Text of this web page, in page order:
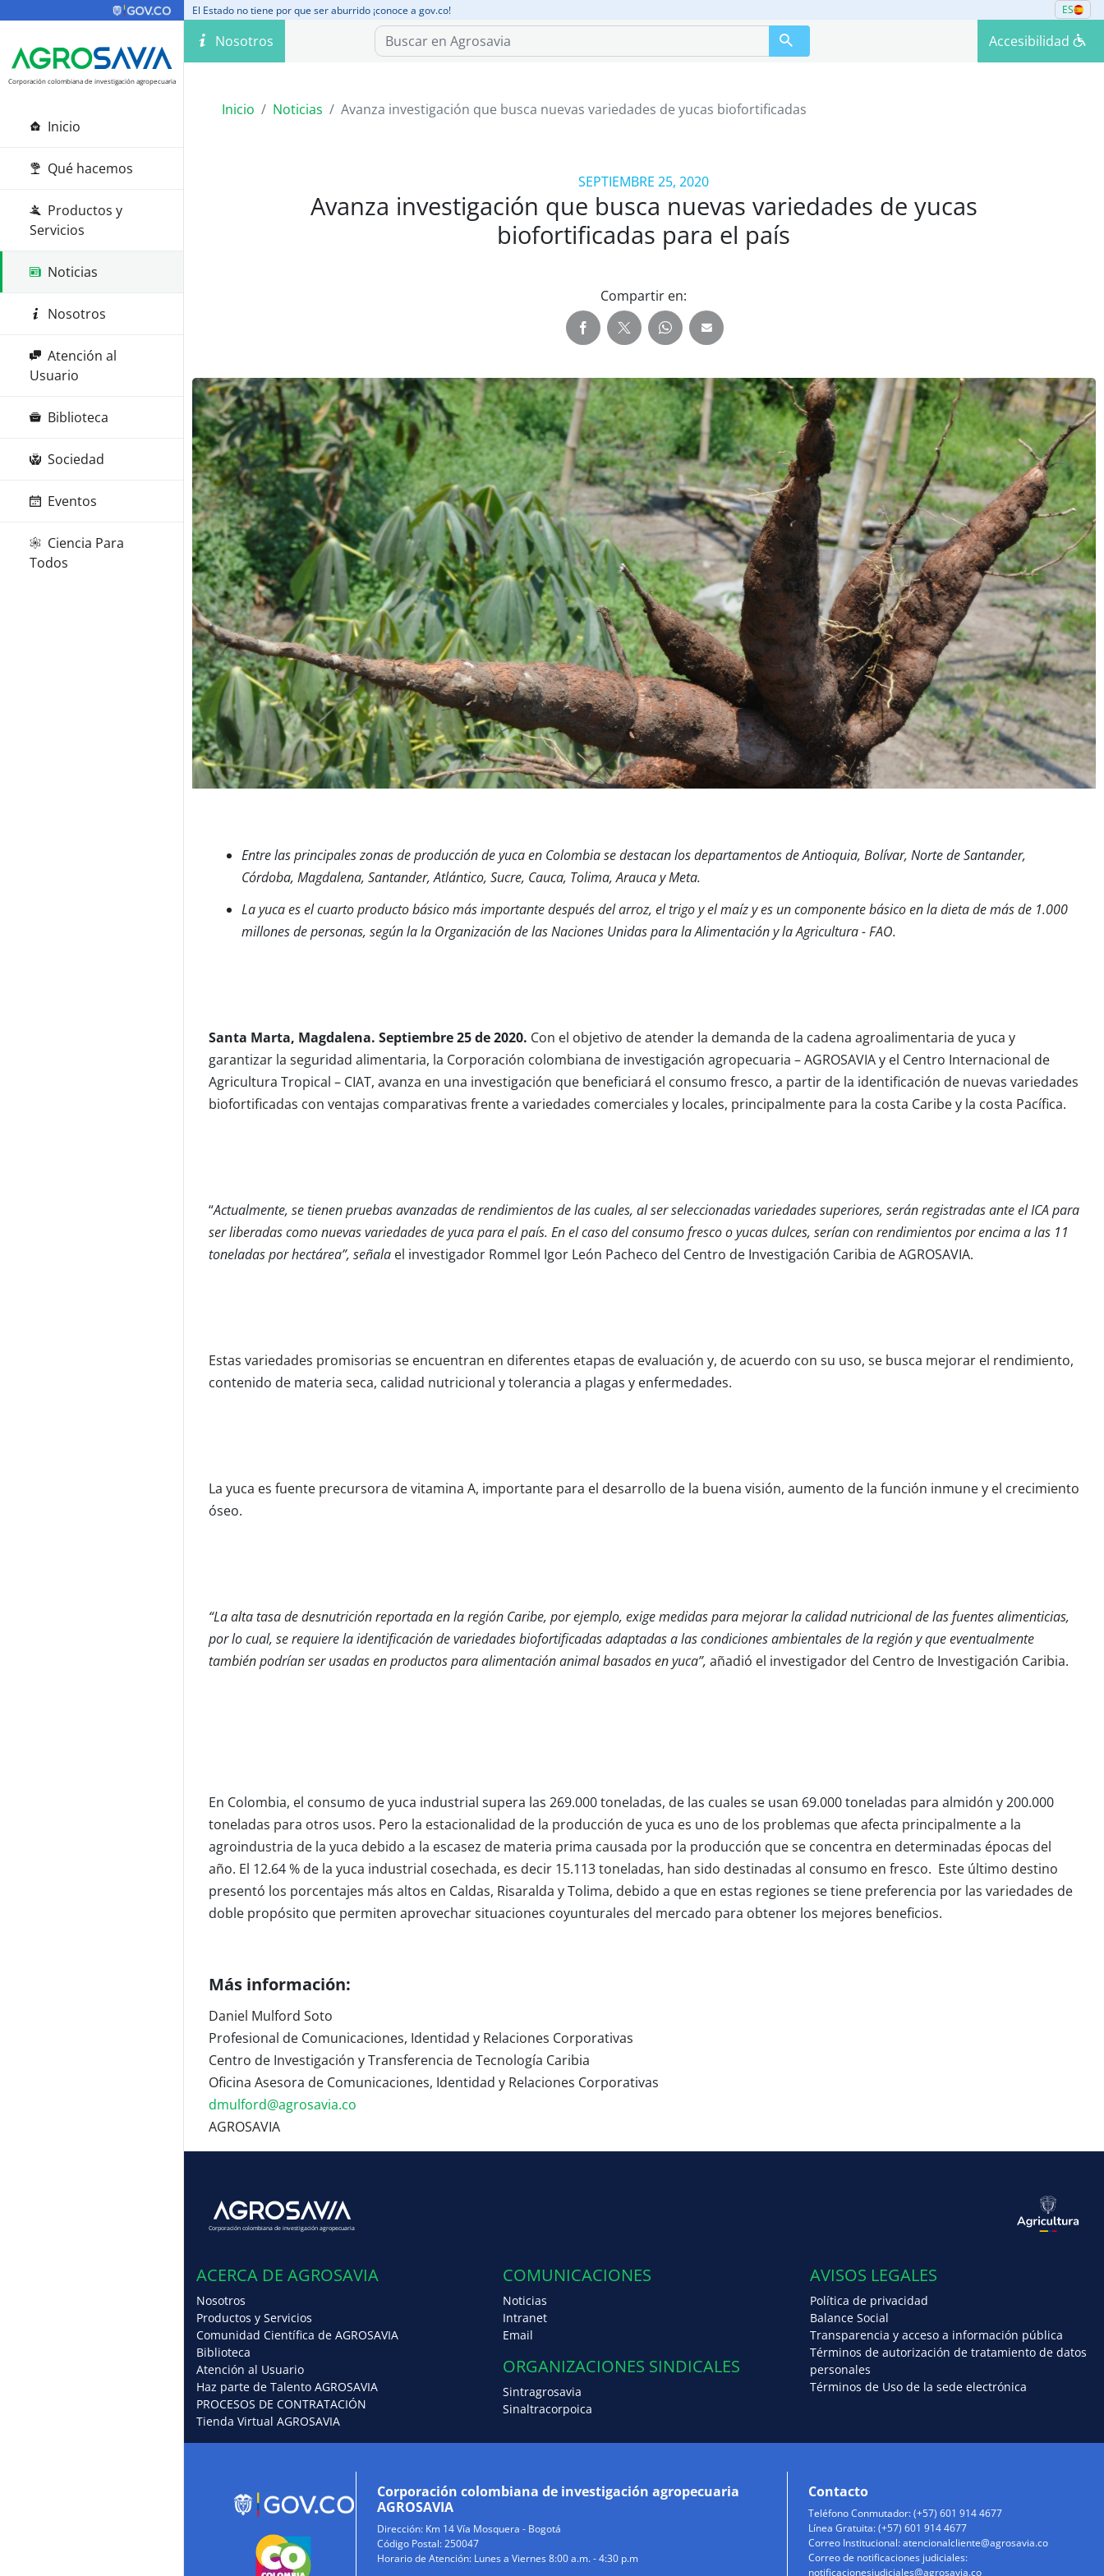
El Estado no tiene por que ser aburrido ¡conoce a gov.co! ES
Corporación colombiana de investigación agropecuaria
Inicio
Qué hacemos
Productos y
Servicios
Noticias
Nosotros
Atención al
Usuario
Biblioteca
Sociedad
Eventos
Ciencia Para
Todos
Nosotros Accesibilidad
Inicio Noticias Avanza investigación que busca nuevas variedades de yucas biofortificadas
SEPTIEMBRE 25, 2020
Avanza investigación que busca nuevas variedades de yucas
biofortificadas para el país
Compartir en:
Entre las principales zonas de producción de yuca en Colombia se destacan los departamentos de Antioquia, Bolívar, Norte de Santander,
Córdoba, Magdalena, Santander, Atlántico, Sucre, Cauca, Tolima, Arauca y Meta.
La yuca es el cuarto producto básico más importante después del arroz, el trigo y el maíz y es un componente básico en la dieta de más de 1.000
millones de personas, según la la Organización de las Naciones Unidas para la Alimentación y la Agricultura - FAO.
Santa Marta, Magdalena. Septiembre 25 de 2020. Con el objetivo de atender la demanda de la cadena agroalimentaria de yuca y
garantizar la seguridad alimentaria, la Corporación colombiana de investigación agropecuaria – AGROSAVIA y el Centro Internacional de
Agricultura Tropical – CIAT, avanza en una investigación que beneficiará el consumo fresco, a partir de la identificación de nuevas variedades
biofortificadas con ventajas comparativas frente a variedades comerciales y locales, principalmente para la costa Caribe y la costa Pacífica.
“Actualmente, se tienen pruebas avanzadas de rendimientos de las cuales, al ser seleccionadas variedades superiores, serán registradas ante el ICA para
ser liberadas como nuevas variedades de yuca para el país. En el caso del consumo fresco o yucas dulces, serían con rendimientos por encima a las 11
toneladas por hectárea”, señala el investigador Rommel Igor León Pacheco del Centro de Investigación Caribia de AGROSAVIA.
Estas variedades promisorias se encuentran en diferentes etapas de evaluación y, de acuerdo con su uso, se busca mejorar el rendimiento,
contenido de materia seca, calidad nutricional y tolerancia a plagas y enfermedades.
La yuca es fuente precursora de vitamina A, importante para el desarrollo de la buena visión, aumento de la función inmune y el crecimiento
óseo.
“La alta tasa de desnutrición reportada en la región Caribe, por ejemplo, exige medidas para mejorar la calidad nutricional de las fuentes alimenticias,
por lo cual, se requiere la identificación de variedades biofortificadas adaptadas a las condiciones ambientales de la región y que eventualmente
también podrían ser usadas en productos para alimentación animal basados en yuca”, añadió el investigador del Centro de Investigación Caribia.
En Colombia, el consumo de yuca industrial supera las 269.000 toneladas, de las cuales se usan 69.000 toneladas para almidón y 200.000
toneladas para otros usos. Pero la estacionalidad de la producción de yuca es uno de los problemas que afecta principalmente a la
agroindustria de la yuca debido a la escasez de materia prima causada por la producción que se concentra en determinadas épocas del
año. El 12.64 % de la yuca industrial cosechada, es decir 15.113 toneladas, han sido destinadas al consumo en fresco. Este último destino
presentó los porcentajes más altos en Caldas, Risaralda y Tolima, debido a que en estas regiones se tiene preferencia por las variedades de
doble propósito que permiten aprovechar situaciones coyunturales del mercado para obtener los mejores beneficios.
Más información:
Daniel Mulford Soto
Profesional de Comunicaciones, Identidad y Relaciones Corporativas
Centro de Investigación y Transferencia de Tecnología Caribia
Oficina Asesora de Comunicaciones, Identidad y Relaciones Corporativas
dmulford@agrosavia.co
AGROSAVIA
Corporación colombiana de investigación agropecuaria
ACERCA DE AGROSAVIA
Nosotros
Productos y Servicios
Comunidad Científica de AGROSAVIA
Biblioteca
Atención al Usuario
Haz parte de Talento AGROSAVIA
PROCESOS DE CONTRATACIÓN
Tienda Virtual AGROSAVIA
COMUNICACIONES
Noticias
Intranet
Email
ORGANIZACIONES SINDICALES
Sintragrosavia
Sinaltracorpoica
AVISOS LEGALES
Política de privacidad
Balance Social
Transparencia y acceso a información pública
Términos de autorización de tratamiento de datos
personales
Términos de Uso de la sede electrónica
Corporación colombiana de investigación agropecuaria
AGROSAVIA
Dirección: Km 14 Vía Mosquera - Bogotá
Código Postal: 250047
Horario de Atención: Lunes a Viernes 8:00 a.m. - 4:30 p.m
Contacto
Teléfono Conmutador: (+57) 601 914 4677
Línea Gratuita: (+57) 601 914 4677
Correo Institucional:atencionalcliente@agrosavia.co
Correo de notificaciones judiciales:
notificacionesjudiciales@agrosavia.co